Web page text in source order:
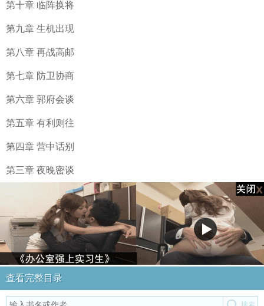
第十章 临阵换将
第九章 生机出现
第八章 再战高邮
第七章 防卫协商
第六章 郭府会谈
第五章 有利则往
第四章 营中话别
第三章 夜晚密谈
查看完整目录